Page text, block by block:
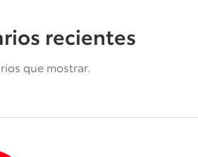
recientes
que mostrar.